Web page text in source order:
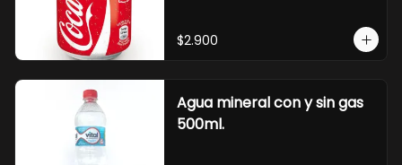
$2.900
Agua mineral con y sin gas
500ml.